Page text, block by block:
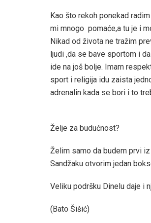
Kao što rekoh ponekad
mi mnogo pomaće,a tu je i
Nikad od života ne tražim
ljudi ,da se bave sportom i
ide na još bolje. Imam
sport i religija idu zaista
adrenalin kada se bori i to
Želje za budućnost?
Želim samo da budem prvi
Sandžaku otvorim jedan
Veliku podršku Dinelu daje i
(Bato Šišić)